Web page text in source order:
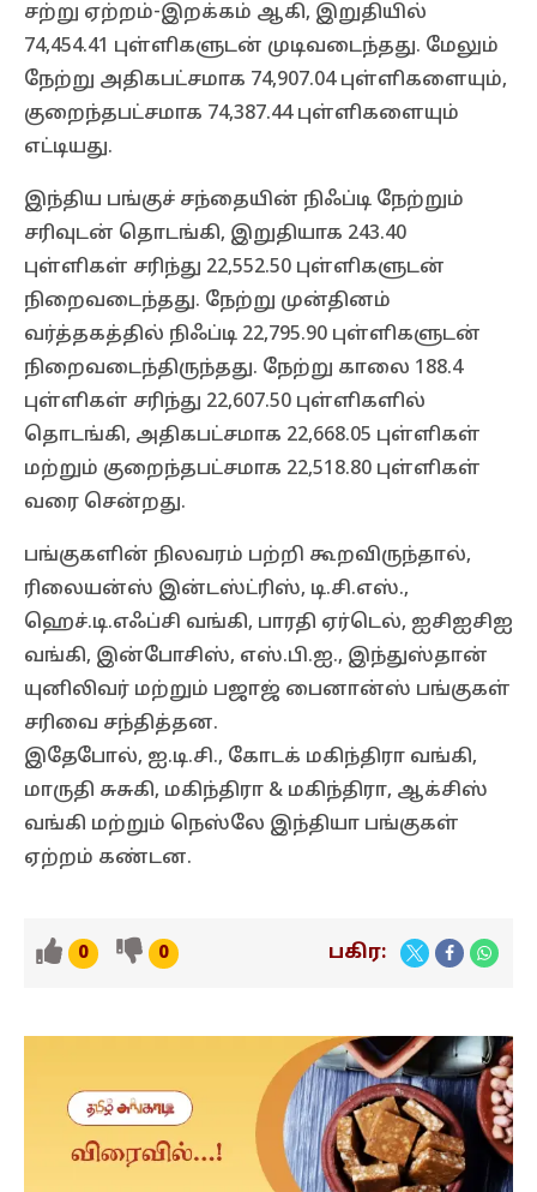
சற்று ஏற்றம்-இறக்கம் ஆகி, இறுதியில்
74,454.41 புள்ளிகளுடன் முடிவடைந்தது. மேலும்
நேற்று அதிகபட்சமாக 74,907.04 புள்ளிகளையும்,
குறைந்தபட்சமாக 74,387.44 புள்ளிகளையும்
எட்டியது.
இந்திய பங்குச் சந்தையின் நிஃப்டி நேற்றும்
சரிவுடன் தொடங்கி, இறுதியாக 243.40
புள்ளிகள் சரிந்து 22,552.50 புள்ளிகளுடன்
நிறைவடைந்தது. நேற்று முன்தினம்
வர்த்தகத்தில் நிஃப்டி 22,795.90 புள்ளிகளுடன்
நிறைவடைந்திருந்தது. நேற்று காலை 188.4
புள்ளிகள் சரிந்து 22,607.50 புள்ளிகளில்
தொடங்கி, அதிகபட்சமாக 22,668.05 புள்ளிகள்
மற்றும் குறைந்தபட்சமாக 22,518.80 புள்ளிகள்
வரை சென்றது.
பங்குகளின் நிலவரம் பற்றி கூறவிருந்தால்,
ரிலையன்ஸ் இன்டஸ்ட்ரிஸ், டி.சி.எஸ்.,
ஹெச்.டி.எஃப்சி வங்கி, பாரதி ஏர்டெல், ஐசிஐசிஐ
வங்கி, இன்போசிஸ், எஸ்.பி.ஐ., இந்துஸ்தான்
யுனிலிவர் மற்றும் பஜாஜ் பைனான்ஸ் பங்குகள்
சரிவை சந்தித்தன.
இதேபோல், ஐ.டி.சி., கோடக் மகிந்திரா வங்கி,
மாருதி சுசுகி, மகிந்திரா & மகிந்திரா, ஆக்சிஸ்
வங்கி மற்றும் நெஸ்லே இந்தியா பங்குகள்
ஏற்றம் கண்டன.
0 0 பகிர: